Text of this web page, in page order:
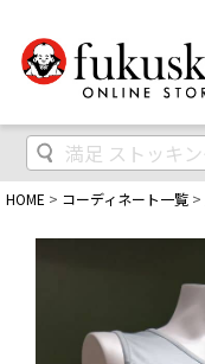
HOME コーディネート一覧